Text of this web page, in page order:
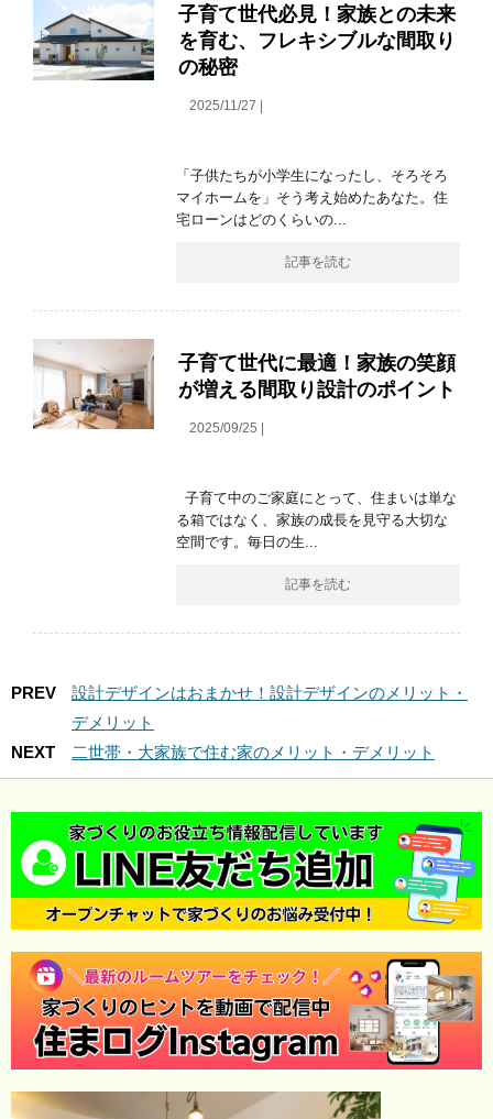
子育て世代必見！家族との未来
を育む、フレキシブルな間取り
の秘密
2025/11/27 |
「子供たちが小学生になったし、そろそろ
マイホームを」そう考え始めたあなた。住
宅ローンはどのくらいの...
記事を読む
子育て世代に最適！家族の笑顔
が増える間取り設計のポイント
2025/09/25 |
子育て中のご家庭にとって、住まいは単な
る箱ではなく、家族の成長を見守る大切な
空間です。毎日の生...
記事を読む
PREV
設計デザインはおまかせ！設計デザインのメリット・
デメリット
NEXT
二世帯・大家族で住む家のメリット・デメリット